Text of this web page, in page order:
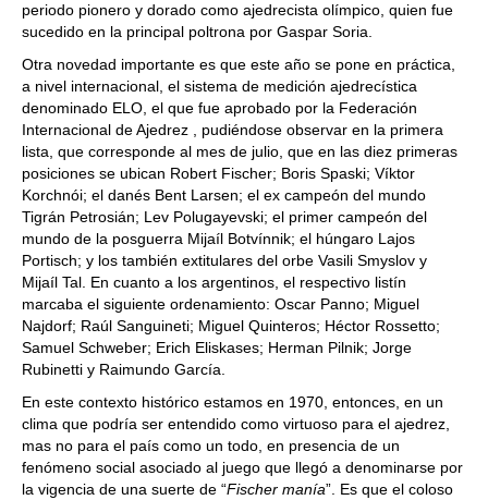
periodo pionero y dorado como ajedrecista olímpico, quien fue
sucedido en la principal poltrona por Gaspar Soria.
Otra novedad importante es que este año se pone en práctica,
a nivel internacional, el sistema de medición ajedrecística
denominado ELO, el que fue aprobado por la Federación
Internacional de Ajedrez , pudiéndose observar en la primera
lista, que corresponde al mes de julio, que en las diez primeras
posiciones se ubican Robert Fischer; Boris Spaski; Víktor
Korchnói; el danés Bent Larsen; el ex campeón del mundo
Tigrán Petrosián; Lev Polugayevski; el primer campeón del
mundo de la posguerra Mijaíl Botvínnik; el húngaro Lajos
Portisch; y los también extitulares del orbe Vasili Smyslov y
Mijaíl Tal. En cuanto a los argentinos, el respectivo listín
marcaba el siguiente ordenamiento: Oscar Panno; Miguel
Najdorf; Raúl Sanguineti; Miguel Quinteros; Héctor Rossetto;
Samuel Schweber; Erich Eliskases; Herman Pilnik; Jorge
Rubinetti y Raimundo García.
En este contexto histórico estamos en 1970, entonces, en un
clima que podría ser entendido como virtuoso para el ajedrez,
mas no para el país como un todo, en presencia de un
fenómeno social asociado al juego que llegó a denominarse por
la vigencia de una suerte de “Fischer manía”. Es que el coloso